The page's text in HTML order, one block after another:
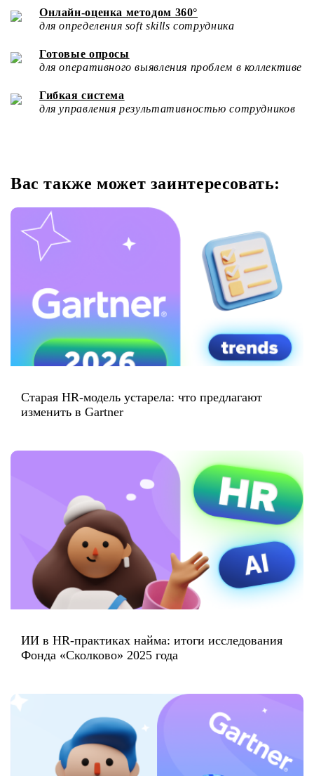
Онлайн-оценка методом 360°
для определения soft skills сотрудника
Готовые опросы
для оперативного выявления проблем в коллективе
Гибкая система
для управления результативностью сотрудников
Вас также может заинтересовать:
Старая HR-модель устарела: что предлагают
изменить в Gartner
ИИ в HR-практиках найма: итоги исследования
Фонда «Сколково» 2025 года